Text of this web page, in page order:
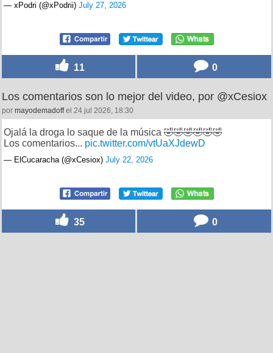
— xPodri (@xPodrii) July 27, 2026
11 0
Los comentarios son lo mejor del video, por @xCesiox
por mayodemadoffel 24 jul 2026, 18:30
Ojalá la droga lo saque de la música 🤣🤣🤣🤣🤣🤣
Los comentarios... pic.twitter.com/vtUaXJdewD
— ElCucaracha (@xCesiox) July 22, 2026
35 0